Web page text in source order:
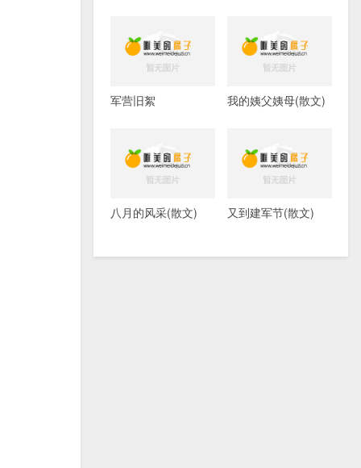
军营旧絮 我的姨父姨母(散文)
八月的风采(散文) 又到建军节(散文)